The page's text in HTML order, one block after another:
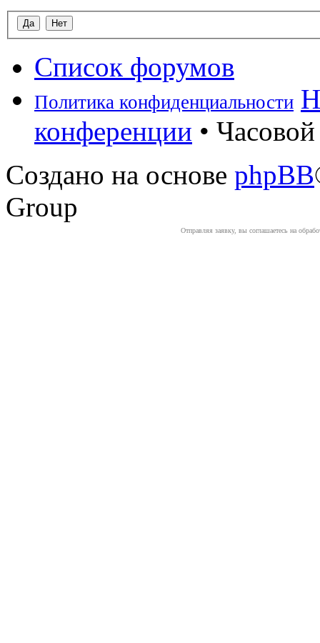
Список форумов
Политика конфиденциальности
конференции •
Создано на основе phpBB
Group
Отправляя заявку, вы соглашаетесь на